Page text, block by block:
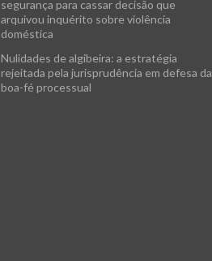
segurança para cassar decisão que
arquivou inquérito sobre violência
doméstica
Nulidades de algibeira: a estratégia
rejeitada pela jurisprudência em defesa da
boa-fé processual